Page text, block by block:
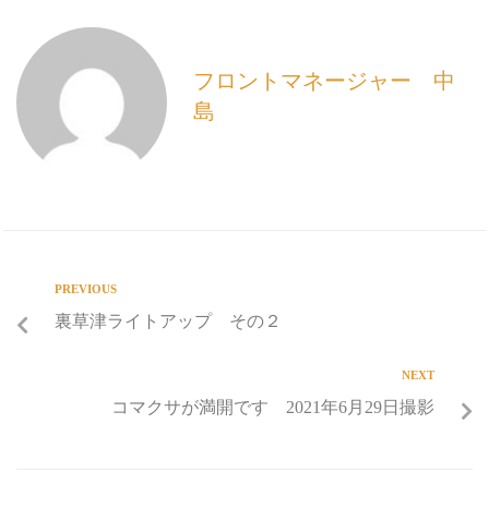
フロントマネージャー 中
島
PREVIOUS
裏草津ライトアップ その２
NEXT
コマクサが満開です 2021年6月29日撮影